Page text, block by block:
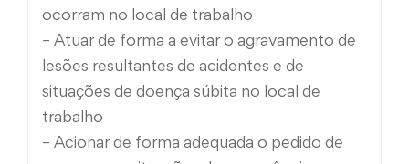
ocorram no local de trabalho
– Atuar de forma a evitar o agravamento de
lesões resultantes de acidentes e de
situações de doença súbita no local de
trabalho
– Acionar de forma adequada o pedido de